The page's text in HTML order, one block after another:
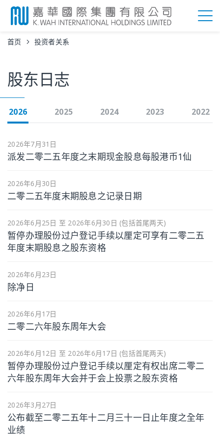
首页 投资者关系
股东日志
2026 2025 2024 2023 2022
2026年7月31日
派发二零二五年度之末期现金股息每股港币1仙
2026年6月30日
二零二五年度末期股息之记录日期
2026年6月25日 至 2026年6月30日 (包括首尾两天)
暂停办理股份过户登记手续以厘定可享有二零二五
年度末期股息之股东资格
2026年6月23日
除净日
2026年6月17日
二零二六年股东周年大会
2026年6月12日 至 2026年6月17日 (包括首尾两天)
暂停办理股份过户登记手续以厘定有权出席二零二
六年股东周年大会并于会上投票之股东资格
2026年3月27日
公布截至二零二五年十二月三十一日止年度之全年
业绩